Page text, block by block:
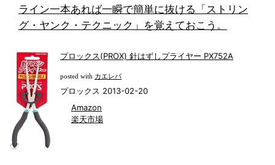
ライン一本あれば一瞬で簡単に抜ける「ストリン
グ・ヤンク・テクニック」を覚えておこう。
プロックス(PROX) 針はずしプライヤー PX752A
posted with カエレバ
プロックス 2013-02-20
Amazon
楽天市場